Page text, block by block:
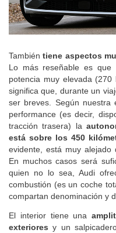
Tambiéntiene aspectos
Lo más reseñable es
potencia muy elevada
significa que, durante un
ser breves. Según nuestra
performance (es decir,
tracción trasera) la
está sobre los 450
evidente, está muy
En muchos casos será
quien no lo sea, Audi
combustión (es un coche
compartan denominación y
El interior tiene una
exteriores y un